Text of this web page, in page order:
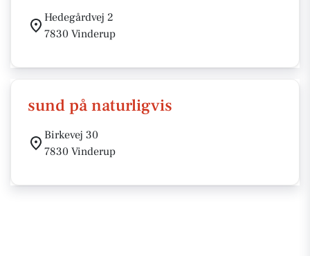
Hedegårdvej 2
7830 Vinderup
sund på naturligvis
Birkevej 30
7830 Vinderup